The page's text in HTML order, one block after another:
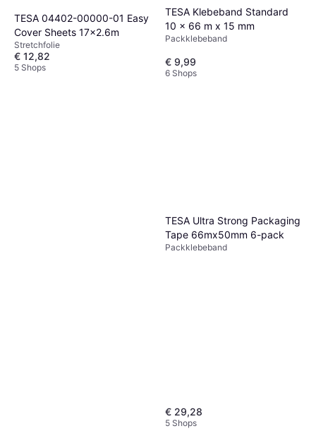
TESA 04402-00000-01 Easy
Cover Sheets 17x2.6m
Stretchfolie
€ 12,82
5 Shops
TESA Klebeband Standard
10 x 66 m x 15 mm
Packklebeband
€ 9,99
6 Shops
TESA Ultra Strong Packaging
Tape 66mx50mm 6-pack
Packklebeband
€ 29,28
5 Shops